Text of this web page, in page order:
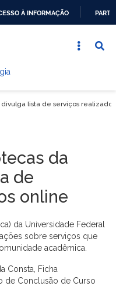
À INFORMAÇÃO
lista de serviços
da
de
online
da Universidade Federal
sobre serviços que
acadêmica.
Consta, Ficha
de Conclusão de Curso